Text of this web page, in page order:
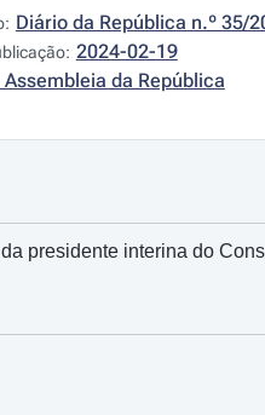
Diário da República n.º 35/
2024-02-19
Assembleia da República
presidente interina do